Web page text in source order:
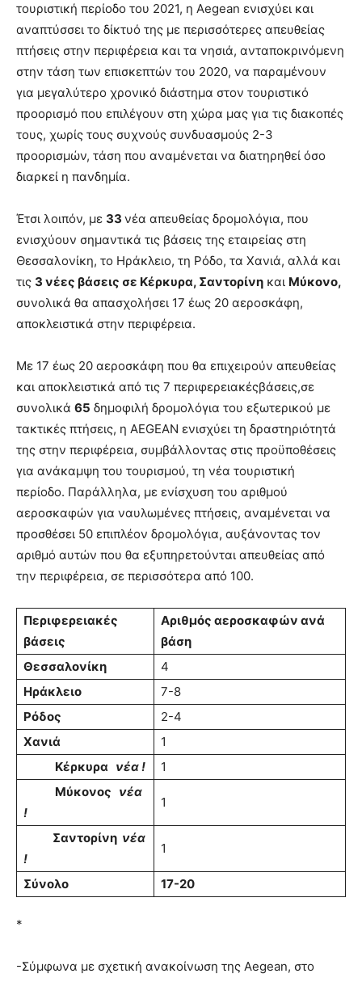
τουριστική περίοδο του 2021, η Aegean ενισχύει και
αναπτύσσει το δίκτυό της με περισσότερες απευθείας
πτήσεις στην περιφέρεια και τα νησιά, ανταποκρινόμενη
στην τάση των επισκεπτών του 2020, να παραμένουν
για μεγαλύτερο χρονικό διάστημα στον τουριστικό
προορισμό που επιλέγουν στη χώρα μας για τις διακοπές
τους, χωρίς τους συχνούς συνδυασμούς 2-3
προορισμών, τάση που αναμένεται να διατηρηθεί όσο
διαρκεί η πανδημία.
Έτσι λοιπόν, με 33 νέα απευθείας δρομολόγια, που
ενισχύουν σημαντικά τις βάσεις της εταιρείας στη
Θεσσαλονίκη, το Ηράκλειο, τη Ρόδο, τα Χανιά, αλλά και
τις 3 νέες βάσεις σε Κέρκυρα, Σαντορίνη και Μύκονο,
συνολικά θα απασχολήσει 17 έως 20 αεροσκάφη,
αποκλειστικά στην περιφέρεια.
Με 17 έως 20 αεροσκάφη που θα επιχειρούν απευθείας
και αποκλειστικά από τις 7 περιφερειακέςβάσεις,σε
συνολικά 65 δημοφιλή δρομολόγια του εξωτερικού με
τακτικές πτήσεις, η AEGEAN ενισχύει τη δραστηριότητά
της στην περιφέρεια, συμβάλλοντας στις προϋποθέσεις
για ανάκαμψη του τουρισμού, τη νέα τουριστική
περίοδο. Παράλληλα, με ενίσχυση του αριθμού
αεροσκαφών για ναυλωμένες πτήσεις, αναμένεται να
προσθέσει 50 επιπλέον δρομολόγια, αυξάνοντας τον
αριθμό αυτών που θα εξυπηρετούνται απευθείας από
την περιφέρεια, σε περισσότερα από 100.
Περιφερειακές
βάσεις
Αριθμός αεροσκαφών ανά
βάση
Θεσσαλονίκη
4
Ηράκλειο
7-8
Ρόδος
2-4
Χανιά
1
Κέρκυρα νέα !
1
Μύκονος νέα
!
1
Σαντορίνη νέα
!
1
Σύνολο 17-20
*
-Σύμφωνα με σχετική ανακοίνωση της Aegean, στο